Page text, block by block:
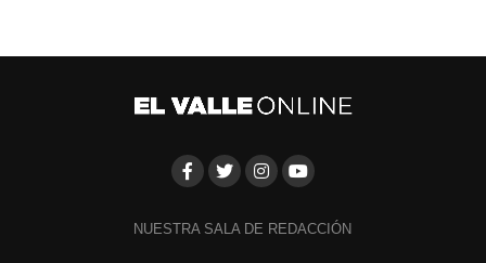
NUESTRA SALA DE REDACCIÓN